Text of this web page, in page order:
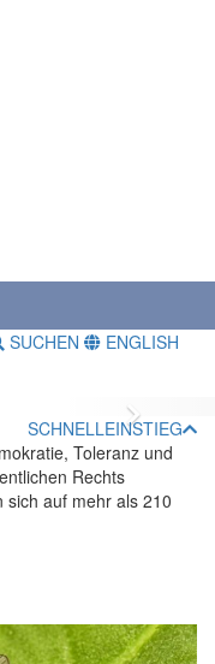
SUCHEN ENGLISH
SCHNELLEINSTIEG
Toleranz und
Rechts
sich auf mehr als 210